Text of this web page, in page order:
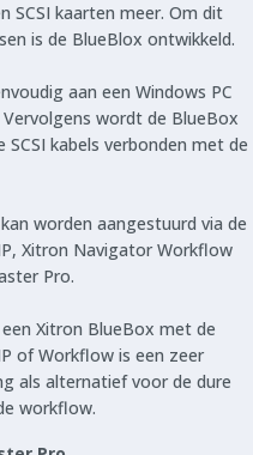
SCSI kaarten meer. Om dit
is de BlueBlox ontwikkeld.
aan een Windows PC
wordt de BlueBox
kabels verbonden met de
worden aangestuurd via de
Xitron Navigator Workflow
Pro.
Xitron BlueBox met de
of Workflow is een zeer
als alternatief voor de dure
workflow.